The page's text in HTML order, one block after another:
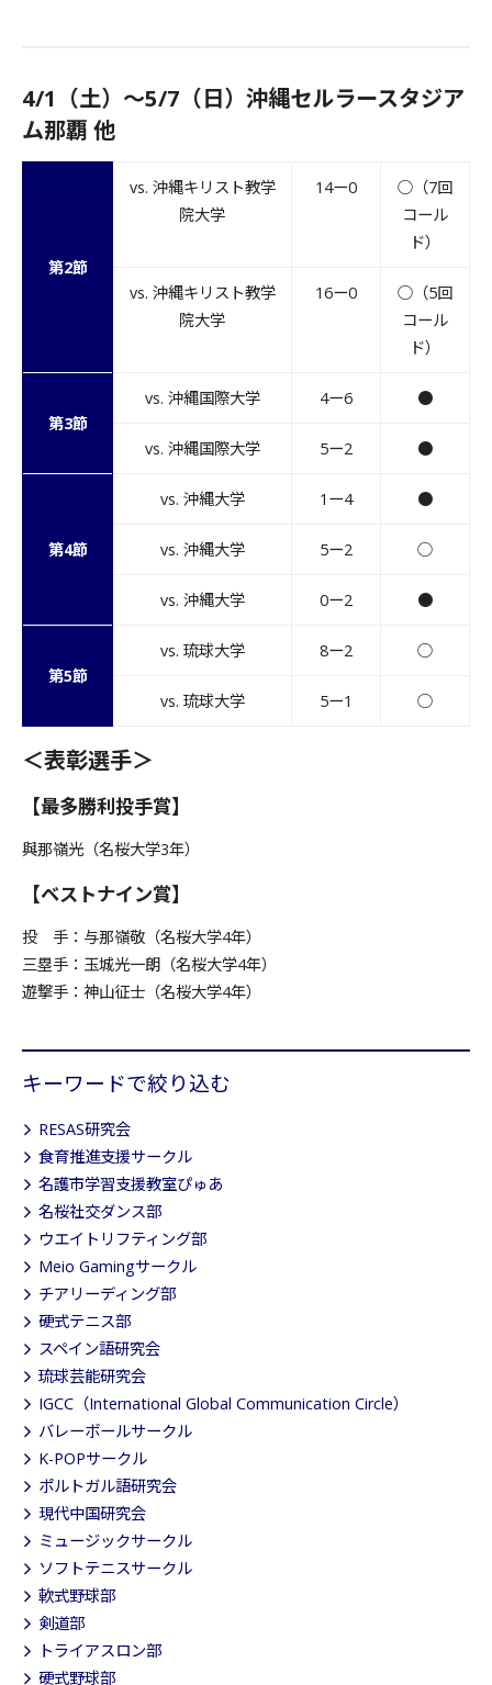
4/1（土）～5/7（日）沖縄セルラースタジア
ム那覇 他
第2節
vs. 沖縄キリスト教学
院大学
14ー0
○（7回
コール
ド）
vs. 沖縄キリスト教学
院大学
16ー0
○（5回
コール
ド）
第3節
vs. 沖縄国際大学 4ー6 ●
vs. 沖縄国際大学 5ー2 ●
第4節
vs. 沖縄大学 1ー4 ●
vs. 沖縄大学 5ー2 ○
vs. 沖縄大学 0ー2 ●
第5節
vs. 琉球大学 8ー2 ○
vs. 琉球大学 5ー1 ○
＜表彰選手＞
【最多勝利投手賞】
與那嶺光（名桜大学3年）
【ベストナイン賞】
投 手：与那嶺敬（名桜大学4年）
三塁手：玉城光一朗（名桜大学4年）
遊撃手：神山征士（名桜大学4年）
キーワードで絞り込む
RESAS研究会
食育推進支援サークル
名護市学習支援教室ぴゅあ
名桜社交ダンス部
ウエイトリフティング部
Meio Gamingサークル
チアリーディング部
硬式テニス部
スペイン語研究会
琉球芸能研究会
IGCC（International Global Communication Circle）
バレーボールサークル
K-POPサークル
ポルトガル語研究会
現代中国研究会
ミュージックサークル
ソフトテニスサークル
軟式野球部
剣道部
トライアスロン部
硬式野球部